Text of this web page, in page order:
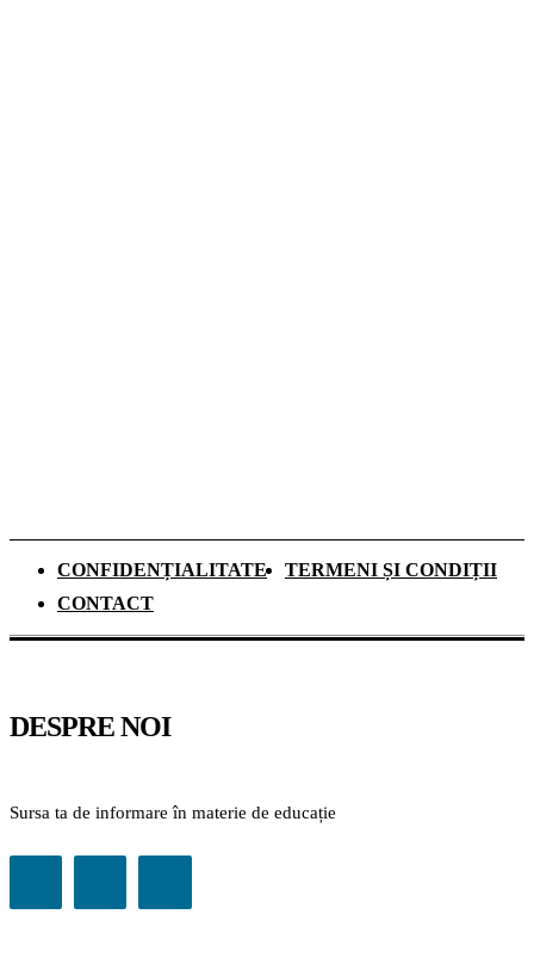
CONFIDENȚIALITATE
TERMENI ȘI CONDIȚII
CONTACT
DESPRE NOI
Sursa ta de informare în materie de educație